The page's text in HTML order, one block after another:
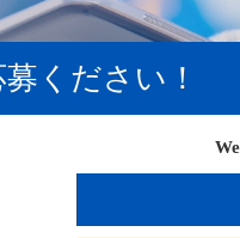
ください！